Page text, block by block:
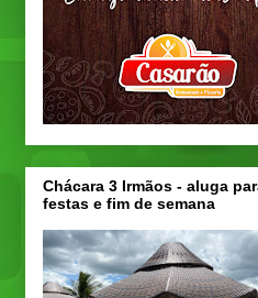
Chácara 3 Irmãos - aluga
festas e fim de semana